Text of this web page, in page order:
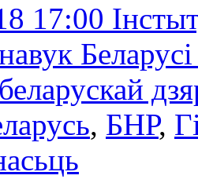
17:00
навук
, БНР,